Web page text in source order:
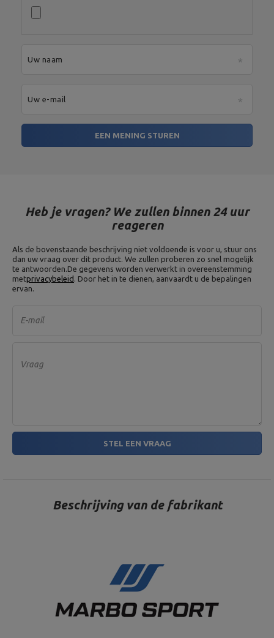
Uw naam
Uw e-mail
EEN MENING STUREN
Heb je vragen? We zullen binnen 24 uur
reageren
Als de bovenstaande beschrijving niet voldoende is voor u, stuur ons
dan uw vraag over dit product. We zullen proberen zo snel mogelijk
te antwoorden.De gegevens worden verwerkt in overeenstemming
metprivacybeleid . Door het in te dienen, aanvaardt u de bepalingen
ervan.
E-mail
Vraag
STEL EEN VRAAG
Beschrijving van de fabrikant